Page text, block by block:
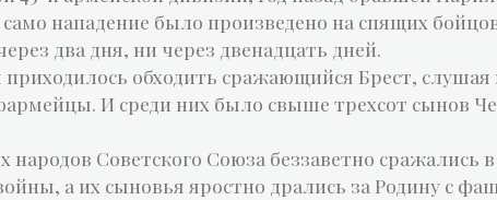
нападение было произведено на спящих
два дня, ни через двенадцать дней.
обходить сражающийся Брест, слушая
И среди них было свыше трехсот сынов
Советского Союза беззаветно сражались в
а их сыновья яростно дрались за Родину с